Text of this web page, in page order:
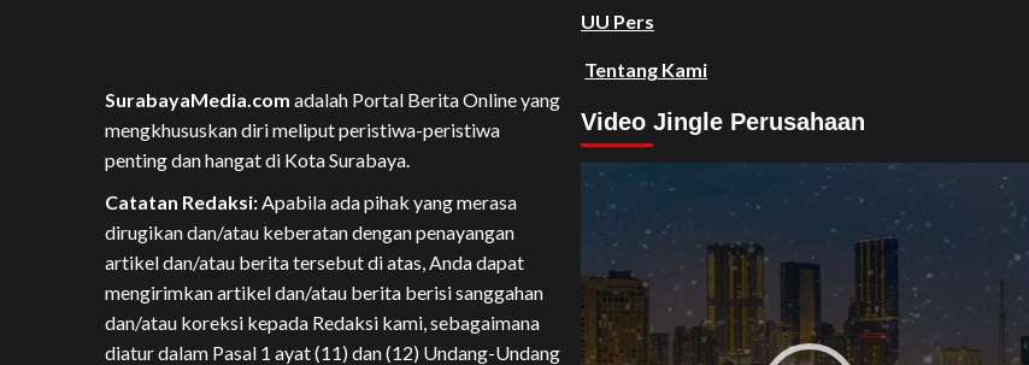
SurabayaMedia.com adalah Portal Berita Online yang
mengkhususkan diri meliput peristiwa-peristiwa
penting dan hangat di Kota Surabaya.
Catatan Redaksi:Apabila ada pihak yang merasa
dirugikan dan/atau keberatan dengan penayangan
artikel dan/atau berita tersebut di atas, Anda dapat
mengirimkan artikel dan/atau berita berisi sanggahan
dan/atau koreksi kepada Redaksi kami, sebagaimana
diatur dalam Pasal 1 ayat (11) dan (12) Undang-Undang
UU Pers
Tentang Kami
Video Jingle Perusahaan
Video
Player